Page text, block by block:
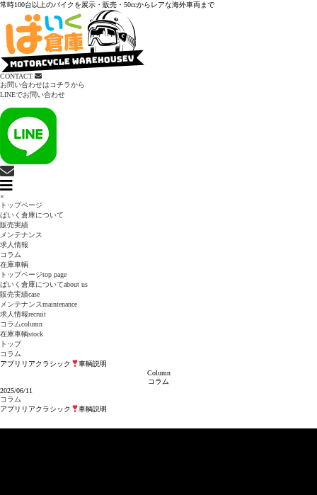
常時100台以上のバイクを展示・販売・50ccからレアな海外車両まで
CONTACT
お問い合わせはコチラから
LINEでお問い合わせ
×
トップページ
ばいく倉庫について
販売実績
メンテナンス
求人情報
コラム
在庫車輌
トップページtop page
ばいく倉庫についてabout us
販売実績case
メンテナンスmaintenance
求人情報recruit
コラムcolumn
在庫車輌stock
トップ
コラム
アプリリアクラシック
車輌説明
Column
コラム
2025/06/11
コラム
アプリリアクラシック
車輌説明